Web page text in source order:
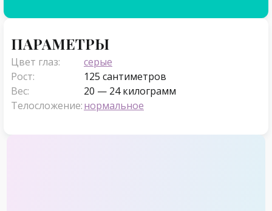
ПАРАМЕТРЫ
Цвет глаз:
серые
Рост:
125 сантиметров
Вес:
20 — 24 килограмм
Телосложение:нормальное